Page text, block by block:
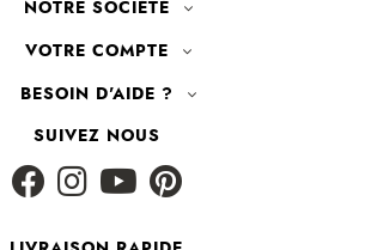
NOTRE SOCIÉTÉ
VOTRE COMPTE
BESOIN D'AIDE ?
SUIVEZ NOUS